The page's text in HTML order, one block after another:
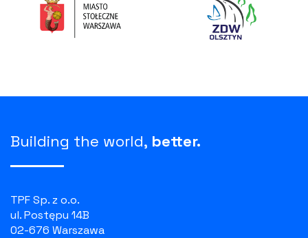
Building the world, better.
TPF Sp. z o.o.
ul. Postępu 14B
02-676 Warszawa